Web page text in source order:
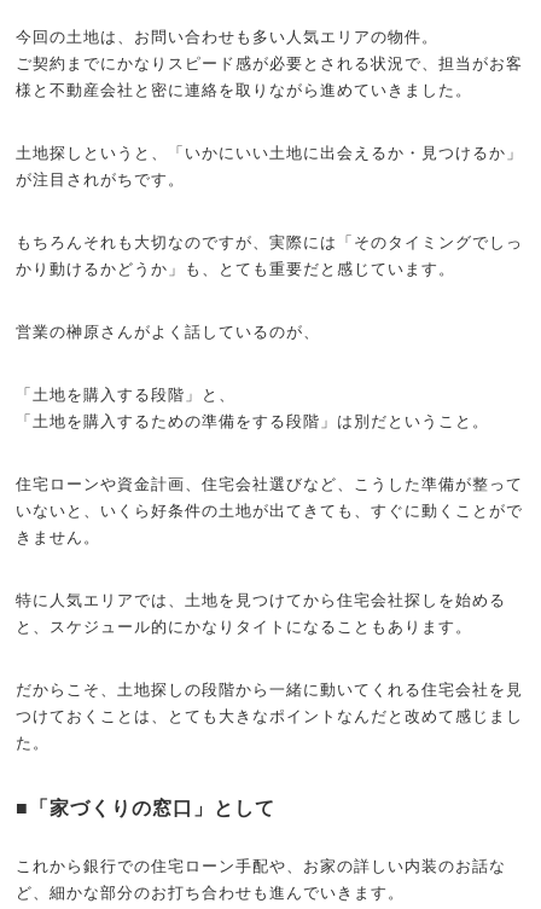
今回の土地は、お問い合わせも多い人気エリアの物件。
ご契約までにかなりスピード感が必要とされる状況で、担当がお客
様と不動産会社と密に連絡を取りながら進めていきました。
土地探しというと、「いかにいい土地に出会えるか・見つけるか」
が注目されがちです。
もちろんそれも大切なのですが、実際には「そのタイミングでしっ
かり動けるかどうか」も、とても重要だと感じています。
営業の榊原さんがよく話しているのが、
「土地を購入する段階」と、
「土地を購入するための準備をする段階」は別だということ。
住宅ローンや資金計画、住宅会社選びなど、こうした準備が整って
いないと、いくら好条件の土地が出てきても、すぐに動くことがで
きません。
特に人気エリアでは、土地を見つけてから住宅会社探しを始める
と、スケジュール的にかなりタイトになることもあります。
だからこそ、土地探しの段階から一緒に動いてくれる住宅会社を見
つけておくことは、とても大きなポイントなんだと改めて感じまし
た。
■「家づくりの窓口」として
これから銀行での住宅ローン手配や、お家の詳しい内装のお話な
ど、細かな部分のお打ち合わせも進んでいきます。